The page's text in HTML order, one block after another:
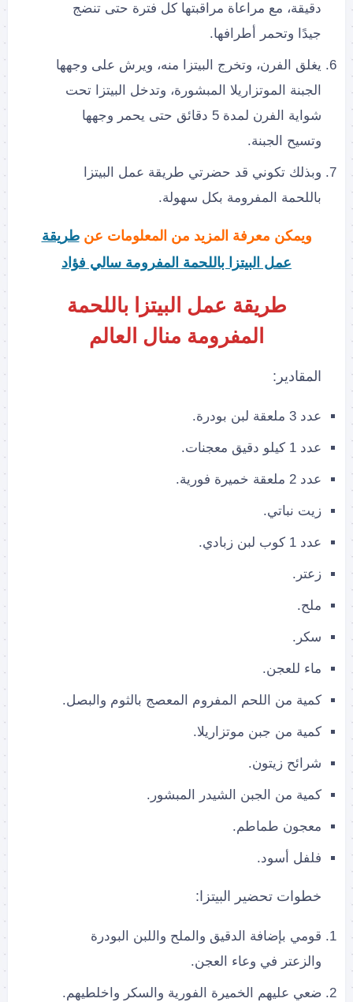
دقيقة، مع مراعاة مراقبتها كل فترة حتى تنضج
جيدًا وتحمر أطرافها.
يغلق الفرن، وتخرج البيتزا منه، ويرش على وجهها
الجبنة الموتزاريلا المبشورة، وتدخل البيتزا تحت
شواية الفرن لمدة 5 دقائق حتى يحمر وجهها
وتسيح الجبنة.
وبذلك تكوني قد حضرتي طريقة عمل البيتزا
باللحمة المفرومة بكل سهولة.
ويمكن معرفة المزيد من المعلومات عنطريقة
عمل البيتزا باللحمة المفرومة سالي فؤاد
طريقة عمل البيتزا باللحمة
المفرومة منال العالم
المقادير:
عدد 3 ملعقة لبن بودرة.
عدد 1 كيلو دقيق معجنات.
عدد 2 ملعقة خميرة فورية.
زيت نباتي.
عدد 1 كوب لبن زبادي.
زعتر.
ملح.
سكر.
ماء للعجن.
كمية من اللحم المفروم المعصج بالثوم والبصل.
كمية من جبن موتزاريلا.
شرائح زيتون.
كمية من الجبن الشيدر المبشور.
معجون طماطم.
فلفل أسود.
خطوات تحضير البيتزا:
قومي بإضافة الدقيق والملح واللبن البودرة
والزعتر في وعاء العجن.
ضعي عليهم الخميرة الفورية والسكر واخلطيهم.